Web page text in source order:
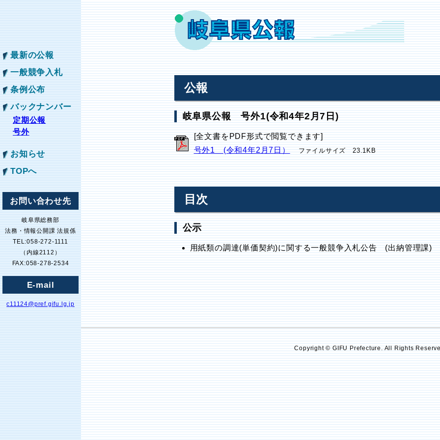
最新の公報
一般競争入札
条例公布
バックナンバー
定期公報
号外
お知らせ
TOPへ
お問い合わせ先
岐阜県総務部
法務・情報公開課 法規係
TEL:058-272-1111
（内線2112）
FAX:058-278-2534
E-mail
c11124@pref.gifu.lg.jp
公報
岐阜県公報 号外1(令和4年2月7日)
[全文書をPDF形式で閲覧できます]
号外1 (令和4年2月7日）
ファイルサイズ 23.1KB
目次
公示
用紙類の調達(単価契約)に関する一般競争入札公告 (出納管理課)
Copyright © GIFU Prefecture. All Rights